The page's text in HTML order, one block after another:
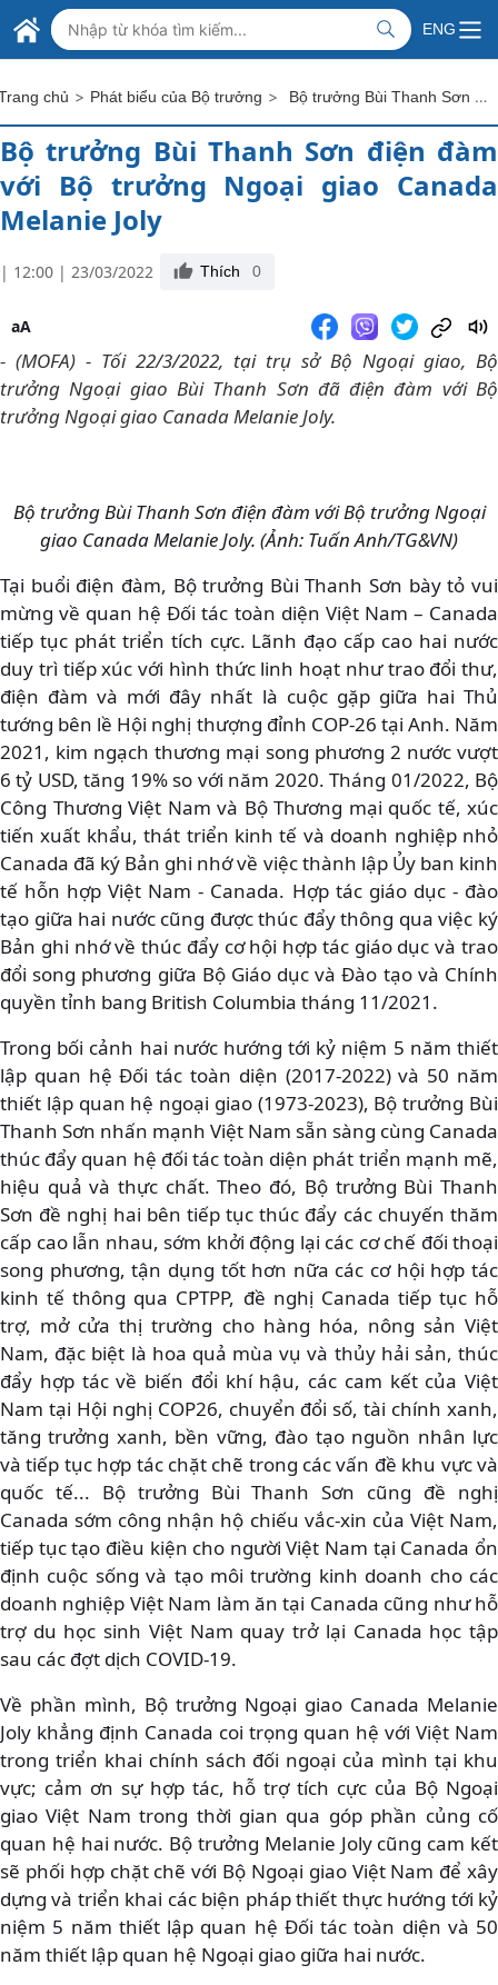
Skip to Main Content
BỘ NGOẠI GIAO VIỆT NAM
MINISTRY OF FOREIGN AFFAIRS
ENG
chủ > Phát biểu của Bộ trưởng > Bộ trưởng Bùi Thanh Sơn điện đàm với Bộ trưởng Ngoại giao Canada Melanie Joly
Bộ trưởng Bùi Thanh Sơn điện đàm
với Bộ trưởng Ngoại giao Canada
Melanie Joly
| 12:00 | 23/03/2022 Thích 0
aA
- (MOFA) - Tối 22/3/2022, tại trụ sở Bộ Ngoại giao, Bộ
trưởng Ngoại giao Bùi Thanh Sơn đã điện đàm với Bộ
trưởng Ngoại giao Canada Melanie Joly.
Bộ trưởng Bùi Thanh Sơn điện đàm với Bộ trưởng Ngoại
giao Canada Melanie Joly. (Ảnh: Tuấn Anh/TG&VN)
Tại buổi điện đàm, Bộ trưởng Bùi Thanh Sơn bày tỏ vui
mừng về quan hệ Đối tác toàn diện Việt Nam – Canada
tiếp tục phát triển tích cực. Lãnh đạo cấp cao hai nước
duy trì tiếp xúc với hình thức linh hoạt như trao đổi thư,
điện đàm và mới đây nhất là cuộc gặp giữa hai Thủ
tướng bên lề Hội nghị thượng đỉnh COP-26 tại Anh. Năm
2021, kim ngạch thương mại song phương 2 nước vượt
6 tỷ USD, tăng 19% so với năm 2020. Tháng 01/2022, Bộ
Công Thương Việt Nam và Bộ Thương mại quốc tế, xúc
tiến xuất khẩu, thát triển kinh tế và doanh nghiệp nhỏ
Canada đã ký Bản ghi nhớ về việc thành lập Ủy ban kinh
tế hỗn hợp Việt Nam - Canada. Hợp tác giáo dục - đào
tạo giữa hai nước cũng được thúc đẩy thông qua việc ký
Bản ghi nhớ về thúc đẩy cơ hội hợp tác giáo dục và trao
đổi song phương giữa Bộ Giáo dục và Đào tạo và Chính
quyền tỉnh bang British Columbia tháng 11/2021.
Trong bối cảnh hai nước hướng tới kỷ niệm 5 năm thiết
lập quan hệ Đối tác toàn diện (2017-2022) và 50 năm
thiết lập quan hệ ngoại giao (1973-2023), Bộ trưởng Bùi
Thanh Sơn nhấn mạnh Việt Nam sẵn sàng cùng Canada
thúc đẩy quan hệ đối tác toàn diện phát triển mạnh mẽ,
hiệu quả và thực chất. Theo đó, Bộ trưởng Bùi Thanh
Sơn đề nghị hai bên tiếp tục thúc đẩy các chuyến thăm
cấp cao lẫn nhau, sớm khởi động lại các cơ chế đối thoại
song phương, tận dụng tốt hơn nữa các cơ hội hợp tác
kinh tế thông qua CPTPP, đề nghị Canada tiếp tục hỗ
trợ, mở cửa thị trường cho hàng hóa, nông sản Việt
Nam, đặc biệt là hoa quả mùa vụ và thủy hải sản, thúc
đẩy hợp tác về biến đổi khí hậu, các cam kết của Việt
Nam tại Hội nghị COP26, chuyển đổi số, tài chính xanh,
tăng trưởng xanh, bền vững, đào tạo nguồn nhân lực
và tiếp tục hợp tác chặt chẽ trong các vấn đề khu vực và
quốc tế... Bộ trưởng Bùi Thanh Sơn cũng đề nghị
Canada sớm công nhận hộ chiếu vắc-xin của Việt Nam,
tiếp tục tạo điều kiện cho người Việt Nam tại Canada ổn
định cuộc sống và tạo môi trường kinh doanh cho các
doanh nghiệp Việt Nam làm ăn tại Canada cũng như hỗ
trợ du học sinh Việt Nam quay trở lại Canada học tập
sau các đợt dịch COVID-19.
Về phần mình, Bộ trưởng Ngoại giao Canada Melanie
Joly khẳng định Canada coi trọng quan hệ với Việt Nam
trong triển khai chính sách đối ngoại của mình tại khu
vực; cảm ơn sự hợp tác, hỗ trợ tích cực của Bộ Ngoại
giao Việt Nam trong thời gian qua góp phần củng cố
quan hệ hai nước. Bộ trưởng Melanie Joly cũng cam kết
sẽ phối hợp chặt chẽ với Bộ Ngoại giao Việt Nam để xây
dựng và triển khai các biện pháp thiết thực hướng tới kỷ
niệm 5 năm thiết lập quan hệ Đối tác toàn diện và 50
năm thiết lập quan hệ Ngoại giao giữa hai nước.